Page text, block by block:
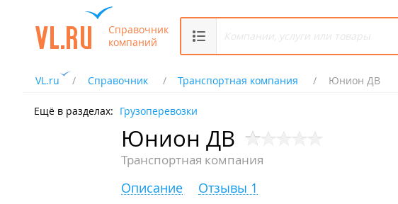
Справочник
компаний
VL.ru Справочник Транспортная компания Юнион ДВ
Ещё в разделах: Грузоперевозки
Юнион ДВ
Транспортная компания
Описание Отзывы 1